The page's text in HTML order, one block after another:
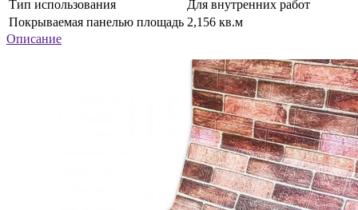
Тип использования
Для внутренних работ
Покрываемая панелью площадь 2,156 кв.м
Описание